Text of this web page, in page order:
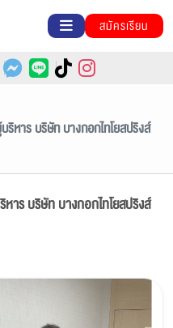
สมัครเรียน
หาร บริษัท บางกอกไทโยสปริงส์
าร บริษัท บางกอกไทโยสปริงส์